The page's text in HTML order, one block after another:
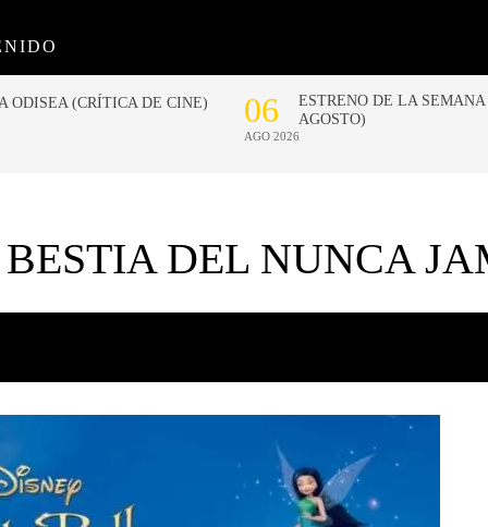
DEL NUNCA